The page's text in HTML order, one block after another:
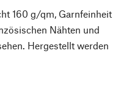
160 g/qm, Garnfeinheit
Nähten und
Hergestellt werden